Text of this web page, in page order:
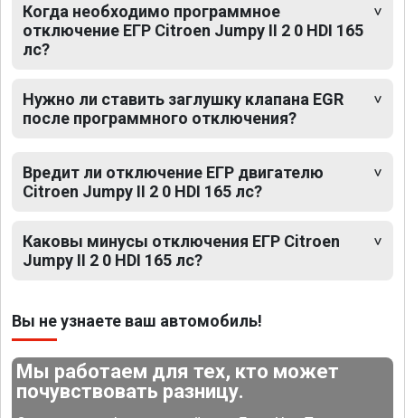
Когда необходимо программное
отключение ЕГР Citroen Jumpy II 2 0 HDI 165
лс?
Нужно ли ставить заглушку клапана EGR
после программного отключения?
Вредит ли отключение ЕГР двигателю
Citroen Jumpy II 2 0 HDI 165 лс?
Каковы минусы отключения ЕГР Citroen
Jumpy II 2 0 HDI 165 лс?
Вы не узнаете ваш автомобиль!
Мы работаем для тех, кто может
почувствовать разницу.